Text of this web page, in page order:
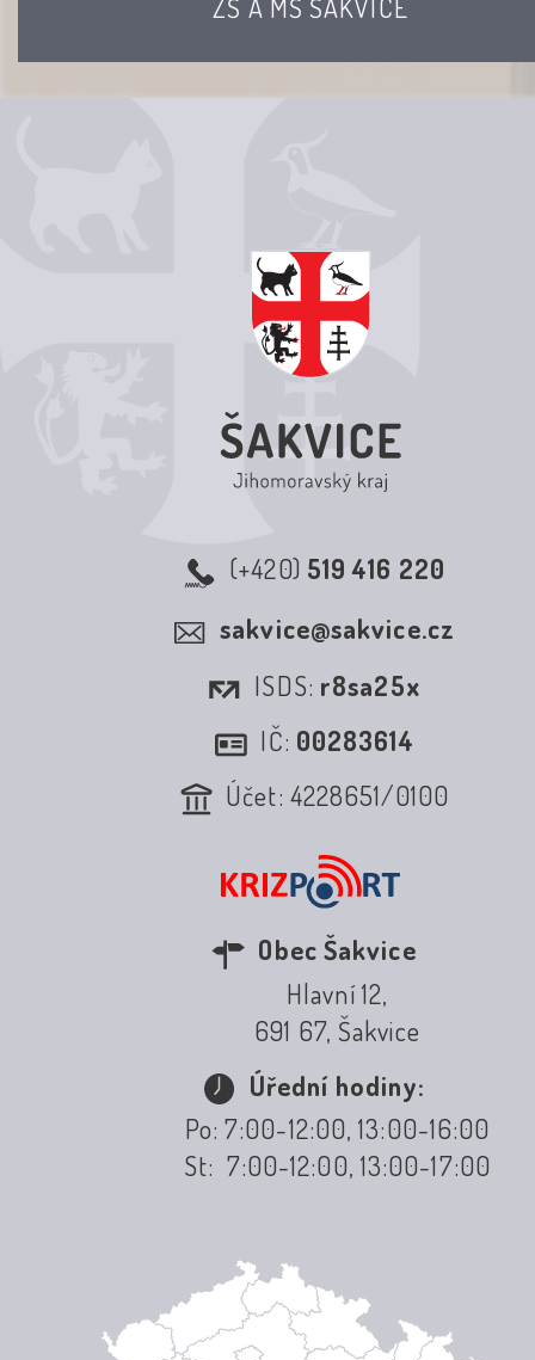
ZŠ A MŠ ŠAKVICE
(+420) 519 416 220
sakvice@sakvice.cz
ISDS: r8sa25x
IČ: 00283614
Účet: 4228651/0100
Obec Šakvice
Hlavní 12,
691 67, Šakvice
Úřední hodiny:
Po: 7:00-12:00, 13:00-16:00
St: 7:00-12:00, 13:00-17:00